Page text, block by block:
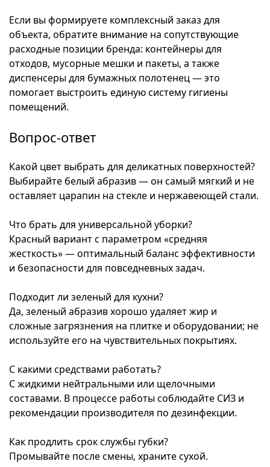
Если вы формируете комплексный заказ для
объекта, обратите внимание на сопутствующие
расходные позиции бренда: контейнеры для
отходов, мусорные мешки и пакеты, а также
диспенсеры для бумажных полотенец — это
помогает выстроить единую систему гигиены
помещений.
Вопрос-ответ
Какой цвет выбрать для деликатных поверхностей?
Выбирайте белый абразив — он самый мягкий и не
оставляет царапин на стекле и нержавеющей стали.
Что брать для универсальной уборки?
Красный вариант с параметром «средняя
жесткость» — оптимальный баланс эффективности
и безопасности для повседневных задач.
Подходит ли зеленый для кухни?
Да, зеленый абразив хорошо удаляет жир и
сложные загрязнения на плитке и оборудовании; не
используйте его на чувствительных покрытиях.
С какими средствами работать?
С жидкими нейтральными или щелочными
составами. В процессе работы соблюдайте СИЗ и
рекомендации производителя по дезинфекции.
Как продлить срок службы губки?
Промывайте после смены, храните сухой.